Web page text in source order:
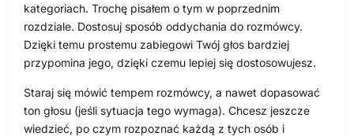
kategoriach. Trochę pisałem o tym w poprzednim
rozdziale. Dostosuj sposób oddychania do rozmówcy.
Dzięki temu prostemu zabiegowi Twój głos bardziej
przypomina jego, dzięki czemu lepiej się dostosowujesz.
Staraj się mówić tempem rozmówcy, a nawet dopasować
ton głosu (jeśli sytuacja tego wymaga). Chcesz jeszcze
wiedzieć, po czym rozpoznać każdą z tych osób i